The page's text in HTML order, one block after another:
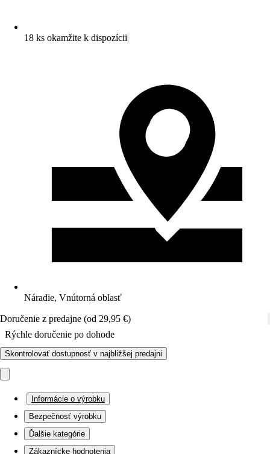
18 ks okamžite k dispozícii
Náradie, Vnútorná oblasť
Doručenie z predajne (od 29,95 €)
Rýchle doručenie po dohode
Skontrolovať dostupnosť v najbližšej predajni
Informácie o výrobku
Bezpečnosť výrobku
Ďalšie kategórie
Zákaznícke hodnotenia